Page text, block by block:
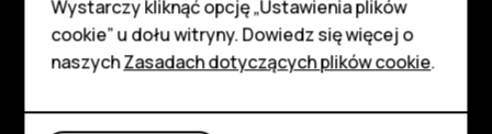
HMD Terra M
Tablety
Moje konto
Poznaj
Informacje
Planet and people
Wystarczy kliknąć opcję „Ustawienia plików
cookie” u dołu witryny. Dowiedz się więcej o
naszychZasadach dotyczących plików cookie.